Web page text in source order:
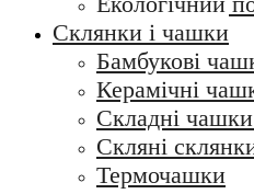
Склянки і чашки
Бамбукові
Керамічні
Складні
Скляні
Термочашки